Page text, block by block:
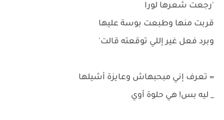
'رجعت شعرها لورا
قربت منها وطبعت بوسة عليها
وبرد فعل غير إللي توقعته قالت'
= تعرف إني مبحبهاش وعايزة أشيلها
_ ليه بس! هي حلوة أوي